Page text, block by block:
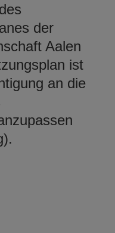
der
Aalen
ist
an die